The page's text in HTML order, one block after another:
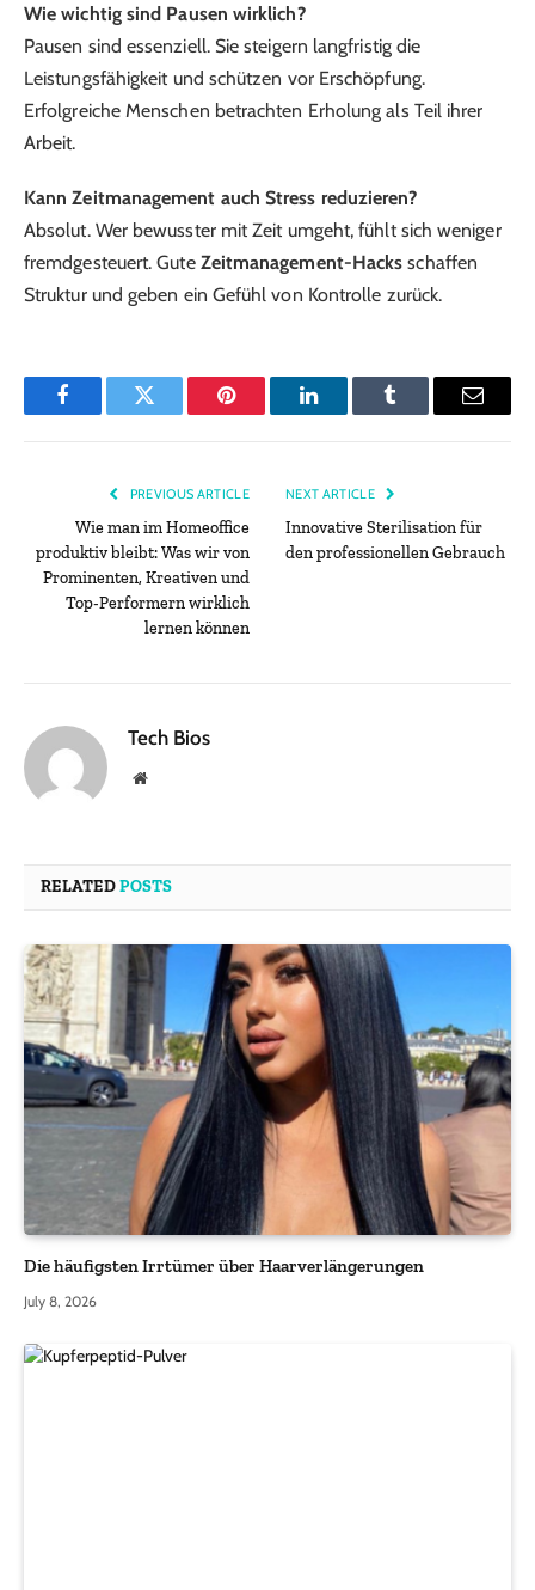
Wie wichtig sind Pausen wirklich?
Pausen sind essenziell. Sie steigern langfristig die
Leistungsfähigkeit und schützen vor Erschöpfung.
Erfolgreiche Menschen betrachten Erholung als Teil ihrer
Arbeit.
Kann Zeitmanagement auch Stress reduzieren?
Absolut. Wer bewusster mit Zeit umgeht, fühlt sich weniger
fremdgesteuert. Gute Zeitmanagement-Hacks schaffen
Struktur und geben ein Gefühl von Kontrolle zurück.
FacebookTwitter Pinterest LinkedInTumblr Email
PREVIOUS ARTICLE
Wie man im Homeoffice
produktiv bleibt: Was wir von
Prominenten, Kreativen und
Top-Performern wirklich
lernen können
NEXT ARTICLE
Innovative Sterilisation für
den professionellen Gebrauch
Tech Bios
Website
RELATEDPOSTS
Die häufigsten Irrtümer über Haarverlängerungen
July 8, 2026